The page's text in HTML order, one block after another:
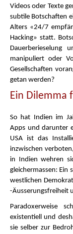
Videos oder Texte
subtile Botschaften
Alters «24/7
Hacking» statt.
Dauerberieselung
manipuliert oder
Gesellschaften
getan werden?
Ein Dilemma
So hat Indien im
Apps und darunter
USA ist das
inzwischen
in Indien wehren
gleichermassen: Ein
westlichen
-Äusserungsfreiheit
Paradoxerweise
existentiell und
sie selber zur